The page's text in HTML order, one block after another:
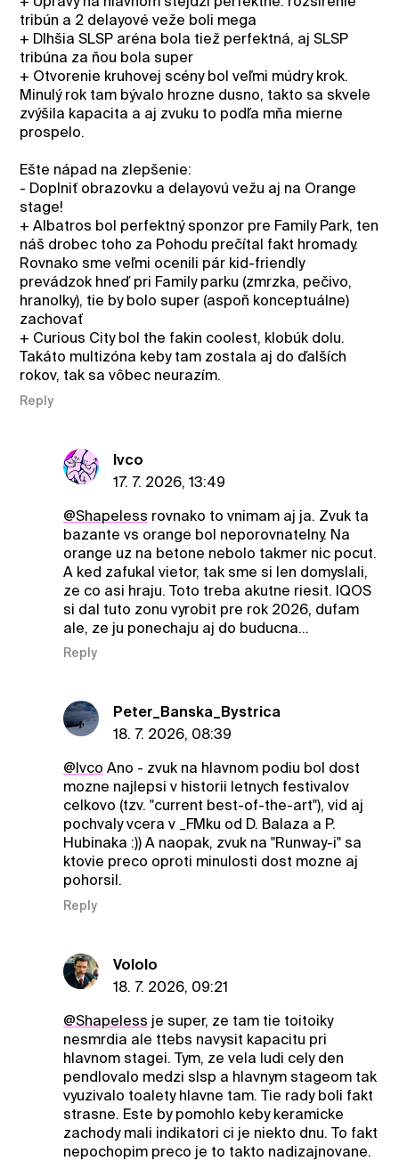
tribún a 2 delayové veže boli mega
+ Dlhšia SLSP aréna bola tiež perfektná, aj SLSP
tribúna za ňou bola super
+ Otvorenie kruhovej scény bol veľmi múdry krok.
Minulý rok tam bývalo hrozne dusno, takto sa skvele
zvýšila kapacita a aj zvuku to podľa mňa mierne
prospelo.
Ešte nápad na zlepšenie:
- Doplniť obrazovku a delayovú vežu aj na Orange
stage!
+ Albatros bol perfektný sponzor pre Family Park, ten
náš drobec toho za Pohodu prečítal fakt hromady.
Rovnako sme veľmi ocenili pár kid-friendly
prevádzok hneď pri Family parku (zmrzka, pečivo,
hranolky), tie by bolo super (aspoň konceptuálne)
zachovať
+ Curious City bol the fakin coolest, klobúk dolu.
Takáto multizóna keby tam zostala aj do ďalších
rokov, tak sa vôbec neurazím.
Reply
Ivco
17. 7. 2026, 13:49
@ShapeIess rovnako to vnimam aj ja. Zvuk ta
bazante vs orange bol neporovnatelny. Na
orange uz na betone nebolo takmer nic pocut.
A ked zafukal vietor, tak sme si len domyslali,
ze co asi hraju. Toto treba akutne riesit. IQOS
si dal tuto zonu vyrobit pre rok 2026, dufam
ale, ze ju ponechaju aj do buducna...
Reply
Peter_Banska_Bystrica
18. 7. 2026, 08:39
@Ivco Ano - zvuk na hlavnom podiu bol dost
mozne najlepsi v historii letnych festivalov
celkovo (tzv. "current best-of-the-art"), vid aj
pochvaly vcera v _FMku od D. Balaza a P.
Hubinaka :)) A naopak, zvuk na "Runway-i" sa
ktovie preco oproti minulosti dost mozne aj
pohorsil.
Reply
Vololo
18. 7. 2026, 09:21
@ShapeIess je super, ze tam tie toitoiky
nesmrdia ale ttebs navysit kapacitu pri
hlavnom stagei. Tym, ze vela ludi cely den
pendlovalo medzi slsp a hlavnym stageom tak
vyuzivalo toalety hlavne tam. Tie rady boli fakt
strasne. Este by pomohlo keby keramicke
zachody mali indikatori ci je niekto dnu. To fakt
nepochopim preco je to takto nadizajnovane.